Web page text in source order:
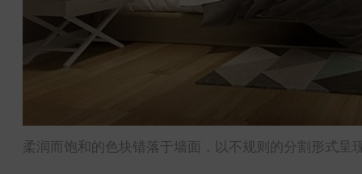
柔润而饱和的色块错落于墙面，以不规则的分割形式呈